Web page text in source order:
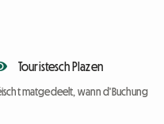
Touristesch Plazen
matgedeelt, wann d'Buchung